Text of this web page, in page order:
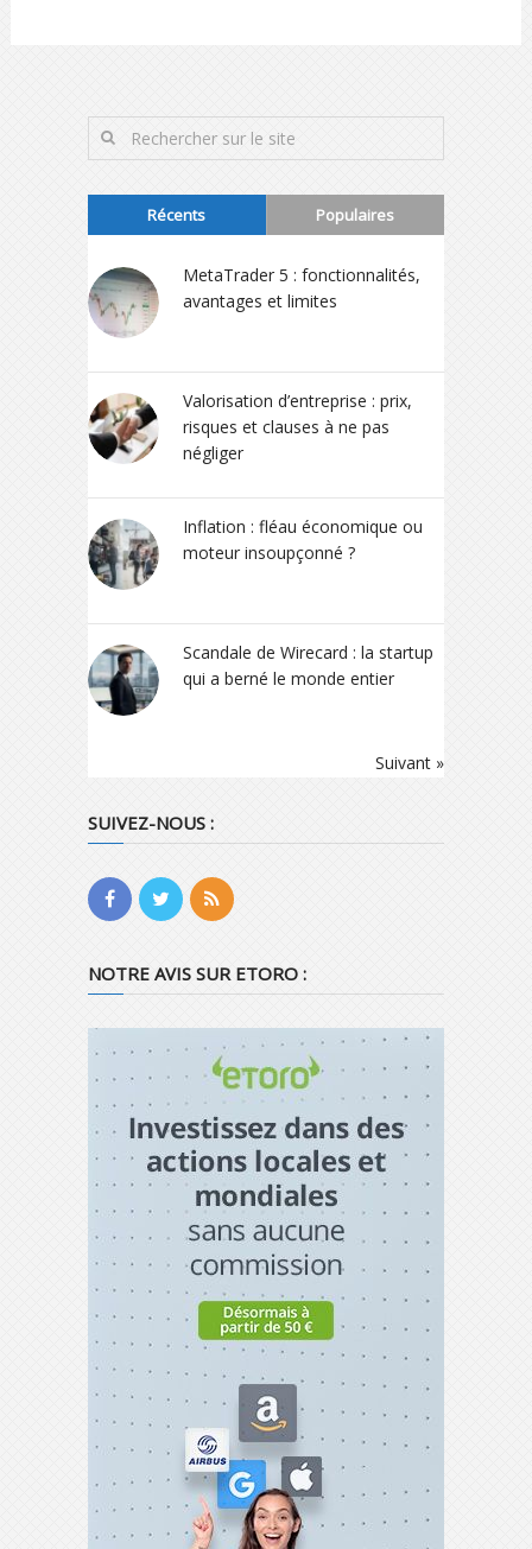
Récents Populaires
MetaTrader 5 : fonctionnalités,
avantages et limites
Valorisation d’entreprise : prix,
risques et clauses à ne pas
négliger
Inflation : fléau économique ou
moteur insoupçonné ?
Scandale de Wirecard : la startup
qui a berné le monde entier
Suivant »
SUIVEZ-NOUS :
NOTRE AVIS SUR ETORO :